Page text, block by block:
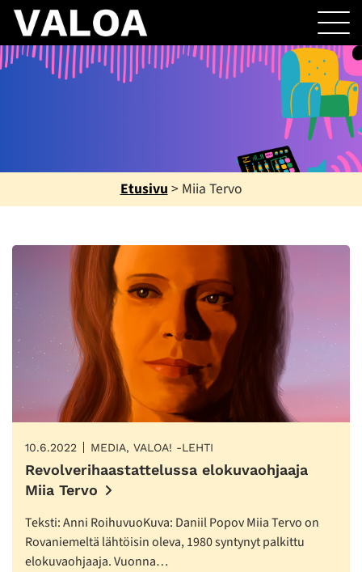
Etusivu > Miia Tervo
10.6.2022 MEDIA, VALOA! -LEHTI
Revolverihaastattelussa elokuvaohjaaja
Miia Tervo
Teksti: Anni RoihuvuoKuva: Daniil Popov Miia Tervo on
Rovaniemeltä lähtöisin oleva, 1980 syntynyt palkittu
elokuvaohjaaja. Vuonna…